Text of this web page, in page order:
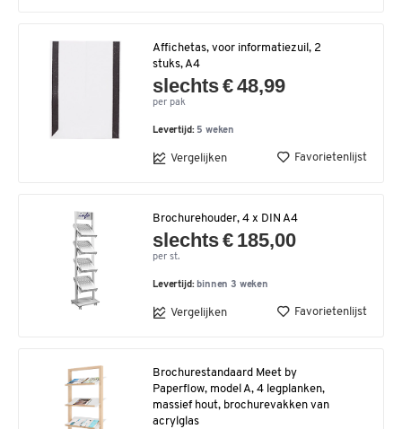
Affichetas, voor informatiezuil, 2
stuks, A4
slechts € 48,99
per pak
Levertijd: 5 weken
Vergelijken Favorietenlijst
Brochurehouder, 4 x DIN A4
slechts € 185,00
per st.
Levertijd: binnen 3 weken
Vergelijken Favorietenlijst
Brochurestandaard Meet by
Paperflow, model A, 4 legplanken,
massief hout, brochurevakken van
acrylglas